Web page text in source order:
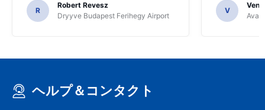
R
Robert Revesz
Dryyve Budapest Ferihegy Airport
V
ヘルプ＆コンタクト